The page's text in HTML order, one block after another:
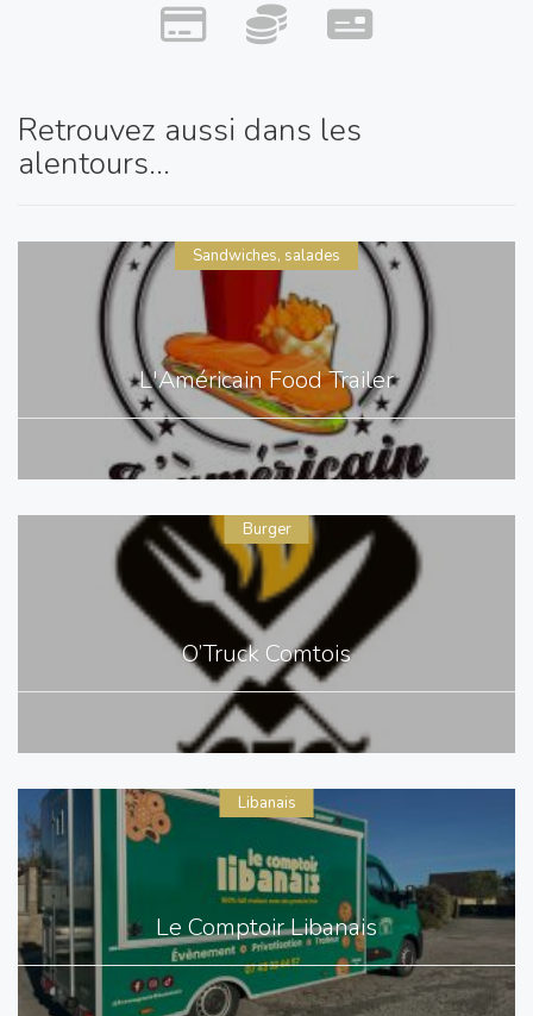
Retrouvez aussi dans les
alentours...
L'Américain Food Trailer
Sandwiches, salades
O’Truck Comtois
Burger
Le Comptoir Libanais
Libanais